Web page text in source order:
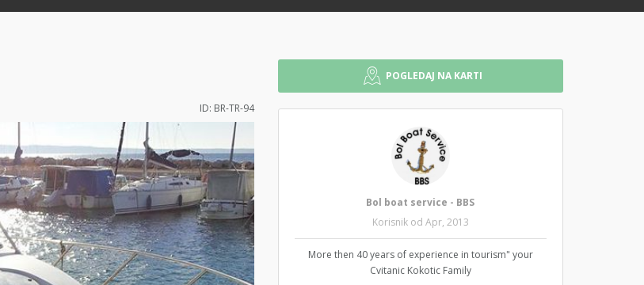
ID: BR-TR-94
POGLEDAJ NA KARTI
Bol boat service - BBS
Korisnik od Apr, 2013
More then 40 years of experience in tourism" your
Cvitanic Kokotic Family